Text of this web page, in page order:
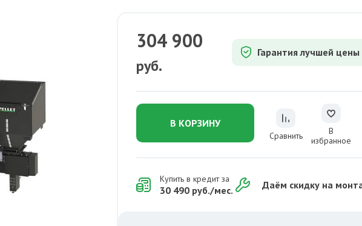
304 900
руб.
Гарантия лучшей цены
В КОРЗИНУ
Сравнить
В
избранное
Купить в кредит за
30 490 руб./мес. Даём скидку на